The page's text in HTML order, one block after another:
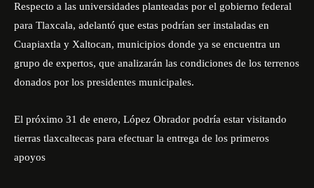
Respecto a las universidades planteadas por el gobierno federal
para Tlaxcala, adelantó que estas podrían ser instaladas en
Cuapiaxtla y Xaltocan, municipios donde ya se encuentra un
grupo de expertos, que analizarán las condiciones de los terrenos
donados por los presidentes municipales.
El próximo 31 de enero, López Obrador podría estar visitando
tierras tlaxcaltecas para efectuar la entrega de los primeros
apoyos